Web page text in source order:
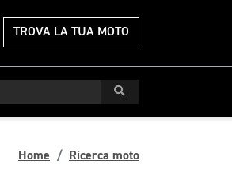
TROVA LA TUA MOTO
Home Ricerca moto